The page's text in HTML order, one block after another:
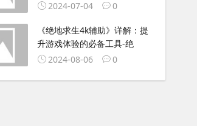
2024-07-04
0
《绝地求生4k辅助》详解：提
升游戏体验的必备工具-绝
2024-08-06
0